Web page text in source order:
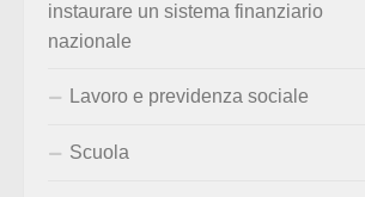
instaurare un sistema finanziario
nazionale
Lavoro e previdenza sociale
Scuola